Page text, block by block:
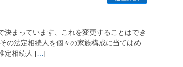
まっています、これを変更することはでき
の法定相続人を個々の家族構成に当てはめ
定相続人 [
]